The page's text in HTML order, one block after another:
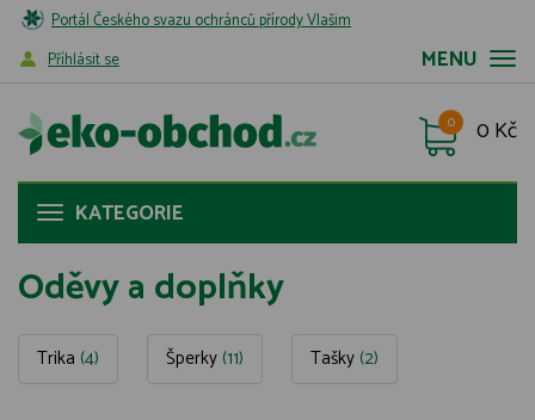
Portál Českého svazu ochránců přírody Vlašim
MENU
Příhlásit se
0 Kč
0
KATEGORIE
Oděvy a doplňky
Trika (4) Šperky (11) Tašky (2)